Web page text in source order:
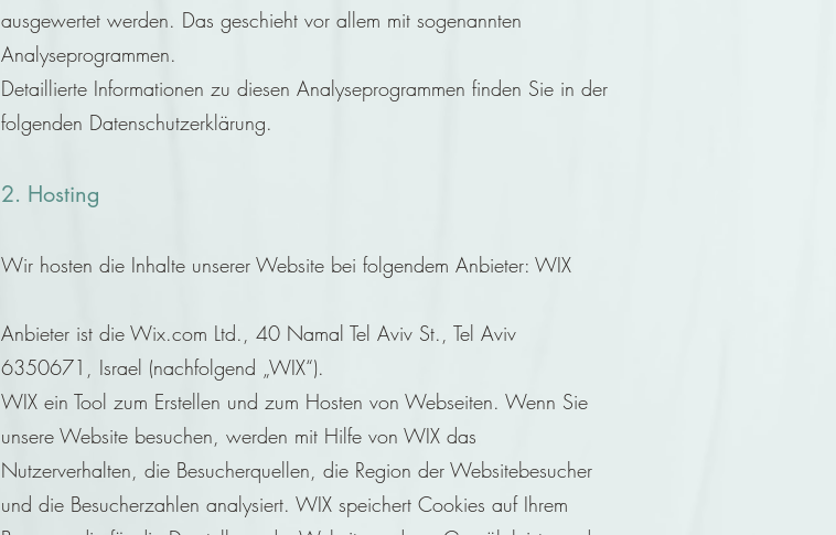
ausgewertet werden. Das geschieht vor allem mit sogenannten
Analyseprogrammen.
Detaillierte Informationen zu diesen Analyseprogrammen finden Sie in der
folgenden Datenschutzerklärung.
2. Hosting
Wir hosten die Inhalte unserer Website bei folgendem Anbieter: WIX
Anbieter ist die Wix.com Ltd., 40 Namal Tel Aviv St., Tel Aviv
6350671, Israel (nachfolgend „WIX“).
WIX ein Tool zum Erstellen und zum Hosten von Webseiten. Wenn Sie
unsere Website besuchen, werden mit Hilfe von WIX das
Nutzerverhalten, die Besucherquellen, die Region der Websitebesucher
und die Besucherzahlen analysiert. WIX speichert Cookies auf Ihrem